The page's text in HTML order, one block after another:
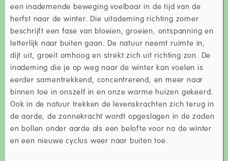
een inademende beweging voelbaar in de tijd van de
herfst naar de winter. Die uitademing richting zomer
beschrijft een fase van bloeien, groeien, ontspanning en
letterlijk naar buiten gaan. De natuur neemt ruimte in,
dijt uit, groeit omhoog en strekt zich uit richting zon. De
inademing die je op weg naar de winter kan voelen is
eerder samentrekkend, concentrerend, en meer naar
binnen toe in onszelf in en onze warme huizen gekeerd.
Ook in de natuur trekken de levenskrachten zich terug in
de aarde, de zonnekracht wordt opgeslagen in de zaden
en bollen onder aarde als een belofte voor na de winter
en een nieuwe cyclus weer naar buiten toe.